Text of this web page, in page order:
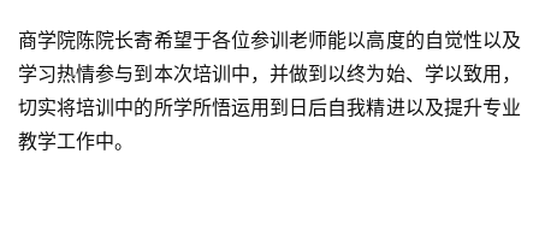
训前周总给个别新教师“开小灶”
商学院陈院长寄希望于各位参训老师能以高度的自觉性以及
学习热情参与到本次培训中，并做到以终为始、学以致用，
切实将培训中的所学所悟运用到日后自我精进以及提升专业